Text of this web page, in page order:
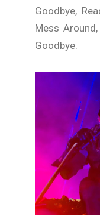
Goodbye,
Mess
Goodbye.